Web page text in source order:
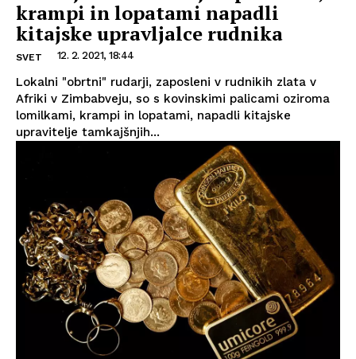
krampi in lopatami napadli
kitajske upravljalce rudnika
SVET 12. 2. 2021, 18:44
Lokalni "obrtni" rudarji, zaposleni v rudnikih zlata v
Afriki v Zimbabveju, so s kovinskimi palicami oziroma
lomilkami, krampi in lopatami, napadli kitajske
upravitelje tamkajšnjih...